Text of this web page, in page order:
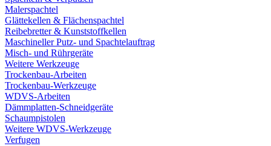
Malerspachtel
Glättekellen & Flächenspachtel
Reibebretter & Kunststoffkellen
Maschineller Putz- und Spachtelauftrag
Misch- und Rührgeräte
Weitere Werkzeuge
Trockenbau-Arbeiten
Trockenbau-Werkzeuge
WDVS-Arbeiten
Dämmplatten-Schneidgeräte
Schaumpistolen
Weitere WDVS-Werkzeuge
Verfugen